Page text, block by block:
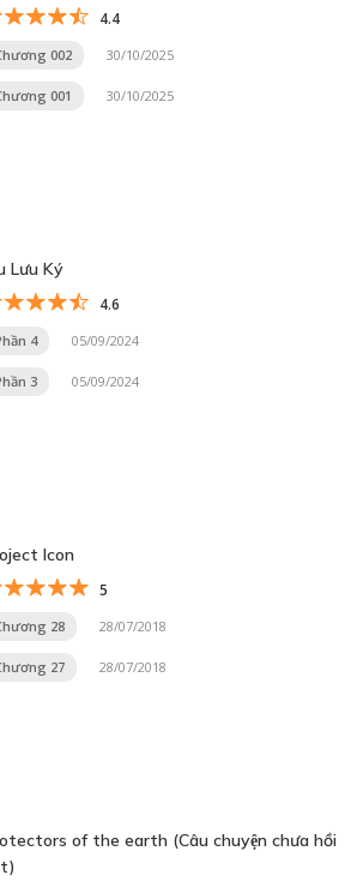
4.4
002 30/10/2025
001 30/10/2025
Lưu Ký
4.6
4 05/09/2024
3 05/09/2024
Icon
5
28 28/07/2018
27 28/07/2018
of the earth (Câu chuyện chưa hồi